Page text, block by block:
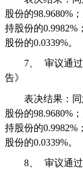
股份的98.9680%
持股份的0.9982%
股份的0.0339%。
7、 审议通
告》
表决结果：
股份的98.9680%
持股份的0.9982%
股份的0.0339%。
8、 审议通